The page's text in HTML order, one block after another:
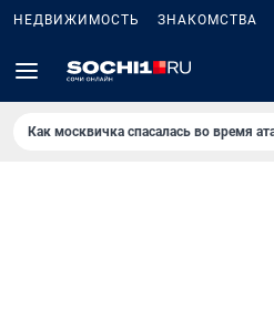
НЕДВИЖИМОСТЬ ЗНАКОМСТВА
Как москвичка спасалась во время